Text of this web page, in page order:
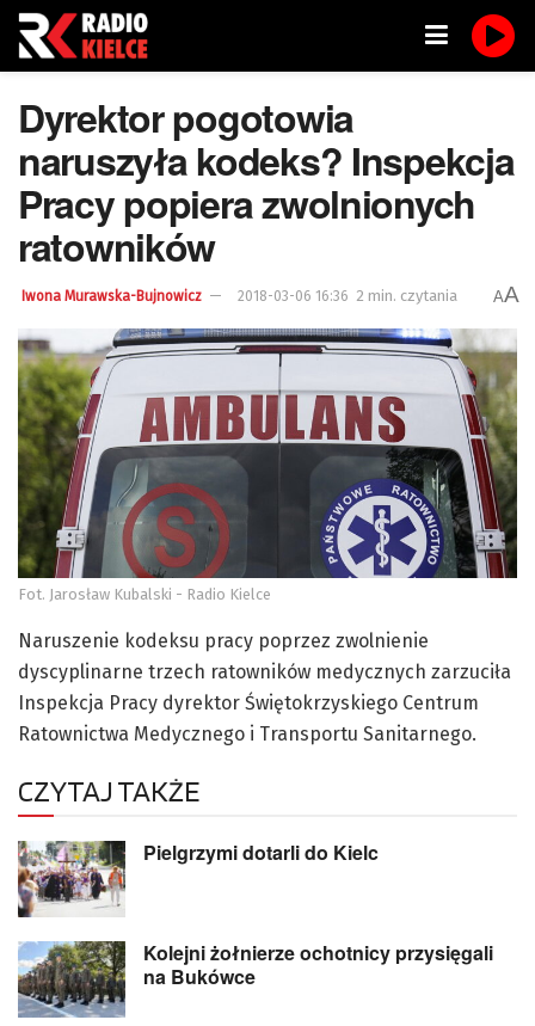
Dyrektor pogotowia
naruszyła kodeks? Inspekcja
Pracy popiera zwolnionych
ratowników
Iwona Murawska-Bujnowicz 2018-03-06 16:36 2 min. czytania AA
Fot. Jarosław Kubalski - Radio Kielce
Naruszenie kodeksu pracy poprzez zwolnienie
dyscyplinarne trzech ratowników medycznych zarzuciła
Inspekcja Pracy dyrektor Świętokrzyskiego Centrum
Ratownictwa Medycznego i Transportu Sanitarnego.
CZYTAJ TAKŻE
Pielgrzymi dotarli do Kielc
Kolejni żołnierze ochotnicy przysięgali
na Bukówce